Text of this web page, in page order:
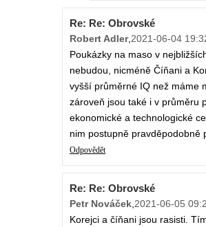
Re: Re: Obrovské
Robert Adler,2021-06-04
Poukázky na maso v
nebudou, nicméně Číňani a
vyšší průměrné IQ než máme
zároveň jsou také i v průměru
ekonomické a technologické
nim postupně pravděpodobně
Odpovědět
Re: Re: Obrovské
Petr Nováček,2021-06-05
Korejci a číňani jsou rasisti.